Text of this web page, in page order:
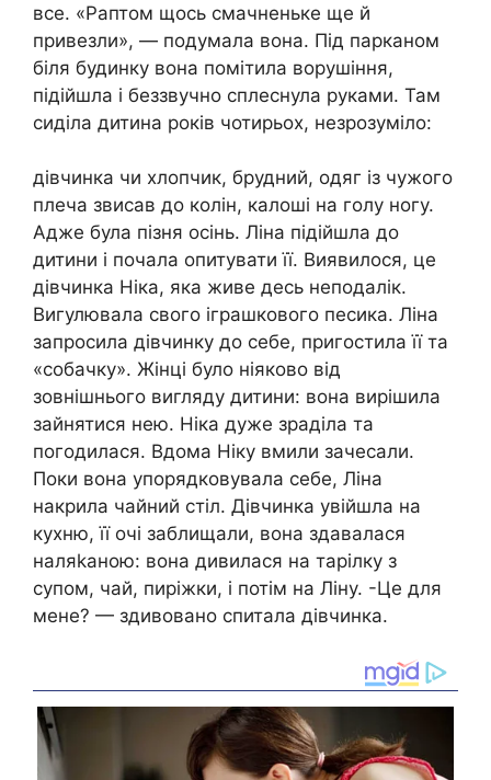
все. «Раптом щось смачненьке ще й
привезли», — подумала вона. Під парканом
біля будинку вона помітила ворушіння,
підійшла і беззвучно сплеснула руками. Там
сиділа дитина років чотирьох, незрозуміло:
дівчинка чи хлопчик, брудний, одяг із чужого
плеча звисав до колін, калоші на голу ногу.
Адже була пізня осінь. Ліна підійшла до
дитини і почала опитувати її. Виявилося, це
дівчинка Ніка, яка живе десь неподалік.
Вигулювала свого іграшкового песика. Ліна
запросила дівчинку до себе, пригостила її та
«собачку». Жінці було ніяково від
зовнішнього вигляду дитини: вона вирішила
зайнятися нею. Ніка дуже зраділа та
погодилася. Вдома Ніку вмили зачесали.
Поки вона упорядковувала себе, Ліна
накрила чайний стіл. Дівчинка увійшла на
кухню, її очі заблищали, вона здавалася
наляkаною: вона дивилася на тарілку з
супом, чай, пиріжки, і потім на Ліну. -Це для
мене? — здивовано спитала дівчинка.